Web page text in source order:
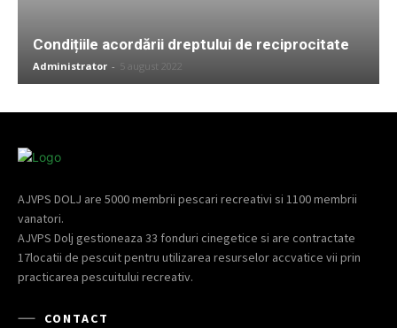
Condițiile acordării dreptului de reciprocitate
Administrator - 5 august 2022
AJVPS DOLJ are 5000 membrii pescari recreativi si 1100 membrii
vanatori.
AJVPS Dolj gestioneaza 33 fonduri cinegetice si are contractate
17locatii de pescuit pentru utilizarea resurselor accvatice vii prin
practicarea pescuitului recreativ.
CONTACT